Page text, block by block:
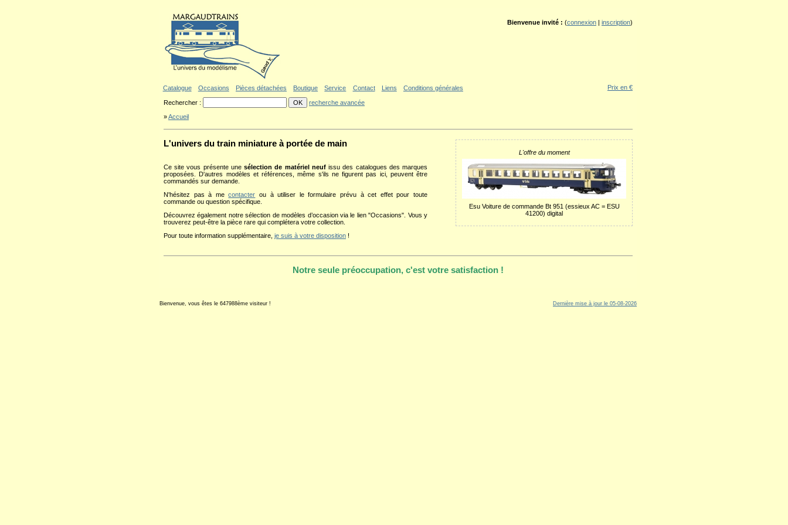
Bienvenue invité : (connexion | inscription)
Catalogue Occasions Pièces détachées Boutique Service Contact Liens Conditions générales
Rechercher : recherche avancée
Prix en €
»Accueil
L'univers du train miniature à portée de main
Ce site vous présente unesélection de matériel neufissu des catalogues des marques
proposées. D'autres modèles et références, même s'ils ne figurent pas ici, peuvent être
commandés sur demande.
N'hésitez pas à mecontacter ou à utiliser le formulaire prévu à cet effet pour toute
commande ou question spécifique.
Découvrez également notre sélection de modèles d’occasion via le lien "Occasions". Vous y
trouverez peut-être la pièce rare qui complétera votre collection.
Pour toute information supplémentaire, je suis à votre disposition !
L'offre du moment
Esu Voiture de commande Bt 951 (essieux AC = ESU
41200) digital
Notre seule préoccupation, c'est votre satisfaction !
Bienvenue, vous êtes le 647988ème visiteur ! Dernière mise à jour le 05-08-2026